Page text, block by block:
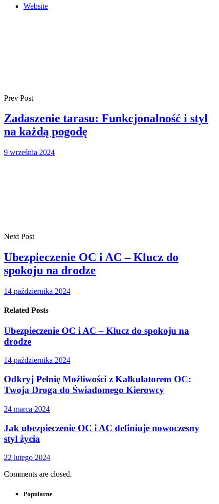
Website
Prev Post
Zadaszenie tarasu: Funkcjonalność i styl
na każdą pogodę
9 września 2024
Next Post
Ubezpieczenie OC i AC – Klucz do
spokoju na drodze
14 października 2024
Related Posts
Ubezpieczenie OC i AC – Klucz do spokoju na
drodze
14 października 2024
Odkryj Pełnię Możliwości z Kalkulatorem OC:
Twoja Droga do Świadomego Kierowcy
24 marca 2024
Jak ubezpieczenie OC i AC definiuje nowoczesny
styl życia
22 lutego 2024
Comments are closed.
Popularne